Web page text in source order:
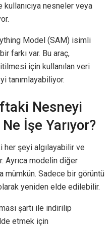
kullanıcıya nesneler veya
Model (SAM) isimli
farkı var. Bu araç,
için kullanılan veri
tanımlayabiliyor.
Nesneyi
İşe Yarıyor?
şeyi algılayabilir ve
Ayrıca modelin diğer
mümkün. Sadece bir görüntü
yeniden elde edilebilir.
şartı ile indirilip
etmek için